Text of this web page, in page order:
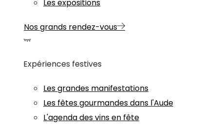
Les expositions
Nos grands rendez-vous
Expériences festives
Les grandes manifestations
Les fêtes gourmandes dans l'Aude
L'agenda des vins en fête